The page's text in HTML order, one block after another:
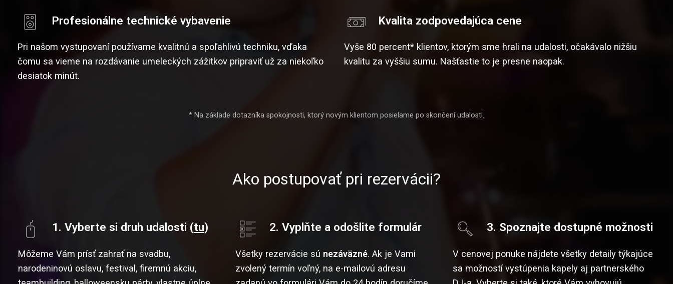
Profesionálne technické vybavenie
Pri našom vystupovaní používame kvalitnú a spoľahlivú techniku, vďaka
čomu sa vieme na rozdávanie umeleckých zážitkov pripraviť už za niekoľko
desiatok minút.
Kvalita zodpovedajúca cene
Vyše 80 percent* klientov, ktorým sme hrali na udalosti, očakávalo nižšiu
kvalitu za vyššiu sumu. Našťastie to je presne naopak.
* Na základe dotazníka spokojnosti, ktorý novým klientom posielame po skončení udalosti.
Ako postupovať pri rezervácii?
1. Vyberte si druh udalosti (tu)
Môžeme Vám prísť zahrať na svadbu,
narodeninovú oslavu, festival, firemnú akciu,
2. Vyplňte a odošlite formulár
Všetky rezervácie sú nezáväzné. Ak je Vami
zvolený termín voľný, na e-mailovú adresu
3. Spoznajte dostupné možnosti
V cenovej ponuke nájdete všetky detaily týkajúce
sa možností vystúpenia kapely aj partnerského